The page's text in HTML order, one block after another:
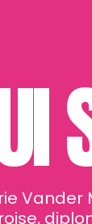
Vander